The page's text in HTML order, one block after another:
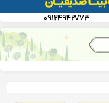
۰۹۱۲۴۹۴۲۷۷۳